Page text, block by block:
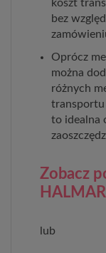
koszt
bez
Oprócz
można
różnych
transportu
to idealna
Zobacz
HALMAR
lub